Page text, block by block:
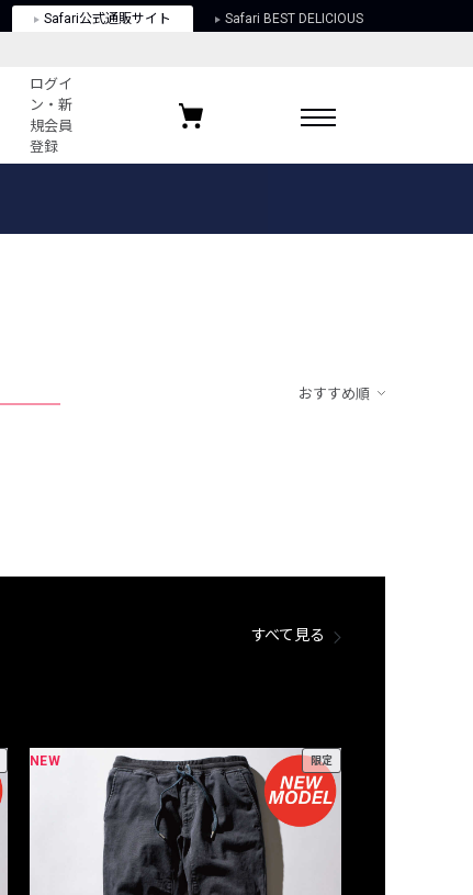
Safari公式通販サイト Safari BEST DELICIOUS
ログイ
ン・新
規会員
登録
ー
お気に入りブランド
おすすめ順
すべて見る
NEW 限定